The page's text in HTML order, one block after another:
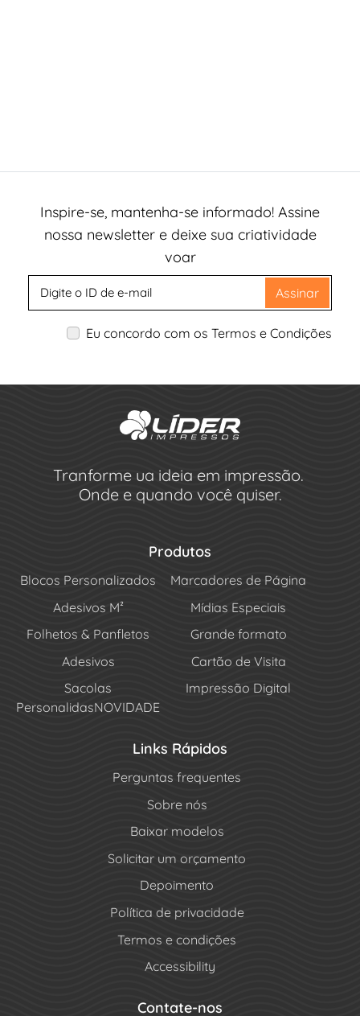
Inspire-se, mantenha-se informado! Assine
nossa newsletter e deixe sua criatividade
voar
Assinar
Eu concordo com os Termos e Condições
Tranforme ua ideia em impressão.
Onde e quando você quiser.
Produtos
Blocos Personalizados
Marcadores de Página
Adesivos M²
Mídias Especiais
Folhetos & Panfletos
Grande formato
Adesivos
Cartão de Visita
Sacolas
PersonalidasNOVIDADE
Impressão Digital
Links Rápidos
Perguntas frequentes
Sobre nós
Baixar modelos
Solicitar um orçamento
Depoimento
Política de privacidade
Termos e condições
Accessibility
Contate-nos